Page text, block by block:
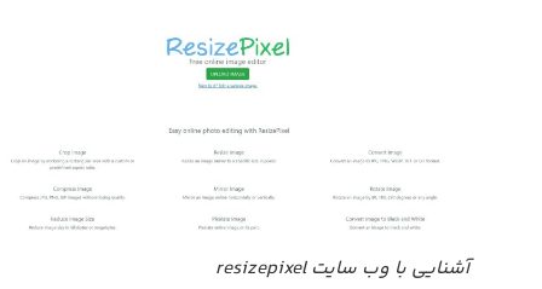
آشنایی با وب سایت resizepixel